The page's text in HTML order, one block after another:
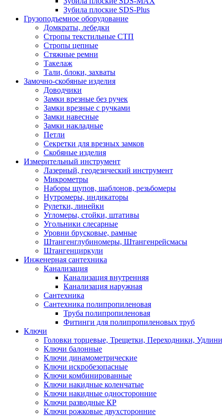
Зубила плоские SDS-Plus
Грузоподъемное оборудование
Домкраты, лебедки
Стропы текстильные СТП
Стропы цепные
Стяжные ремни
Такелаж
Тали, блоки, захваты
Замочно-скобяные изделия
Доводчики
Замки врезные без ручек
Замки врезные с ручками
Замки навесные
Замки накладные
Петли
Секретки для врезных замков
Скобяные изделия
Измерительный инструмент
Лазерный, геодезический инструмент
Микрометры
Наборы щупов, шаблонов, резьбомеры
Нутромеры, индикаторы
Рулетки, линейки
Угломеры, стойки, штативы
Угольники слесарные
Уровни брусковые, рамные
Штангенглубиномеры, Штангенрейсмасы
Штангенциркули
Инженерная сантехника
Канализация
Канализация внутренняя
Канализация наружная
Сантехника
Сантехника полипропиленовая
Труба полипропиленовая
Фитинги для полипропиленовых труб
Ключи
Головки торцевые, Трещетки, Переходники,
Ключи балонные
Ключи динамометрические
Ключи искробезопасные
Ключи комбинированные
Ключи накидные коленчатые
Ключи накидные односторонние
Ключи разводные КР
Ключи рожковые двухсторонние